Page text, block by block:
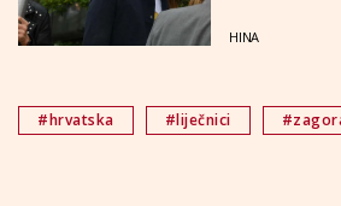
HINA
#hrvatska #liječnici